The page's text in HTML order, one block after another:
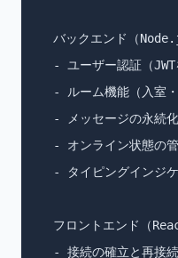
バックエンド（
- ユーザー認証（JWT
- ルーム機能（入室
- メッセージの永続
- オンライン状態の
- タイピングインジ
フロントエンド（
- 接続の確立と再接